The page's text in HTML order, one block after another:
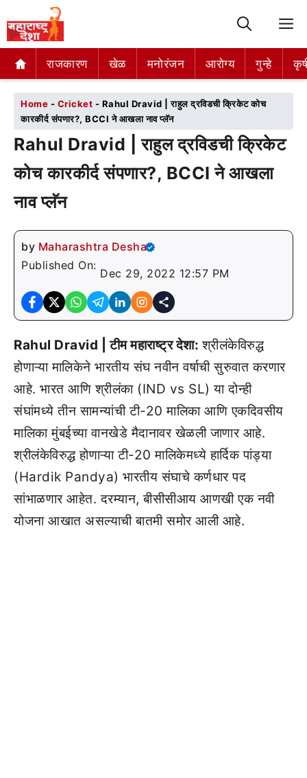
राजकारण खेळ मनोरंजन आरोग्य गुन्हे
राजकारण खेळ मनोरंजन आरोग्य गुन्हे
Home - Cricket - Rahul Dravid | राहुल द्रविडची क्रिकेट कोच
कारकीर्द संपणार?, BCCI ने आखला नाव प्लॅन
Rahul Dravid | राहुल द्रविडची क्रिकेट
कोच कारकीर्द संपणार?, BCCI ने आखला
नाव प्लॅन
by Maharashtra Desha
Published On:
Dec 29, 2022 12:57 PM
Rahul Dravid | टीम महाराष्ट्र देशा:श्रीलंकेविरुद्ध
होणाऱ्या मालिकेने भारतीय संघ नवीन वर्षाची सुरुवात करणार
आहे. भारत आणि श्रीलंका (IND vs SL) या दोन्ही
संघांमध्ये तीन सामन्यांची टी-20 मालिका आणि एकदिवसीय
मालिका मुंबईच्या वानखेडे मैदानावर खेळली जाणार आहे.
श्रीलंकेविरुद्ध होणाऱ्या टी-20 मालिकेमध्ये हार्दिक पांड्या
(Hardik Pandya) भारतीय संघाचे कर्णधार पद
सांभाळणार आहेत. दरम्यान, बीसीसीआय आणखी एक नवी
योजना आखात असल्याची बातमी समोर आली आहे.